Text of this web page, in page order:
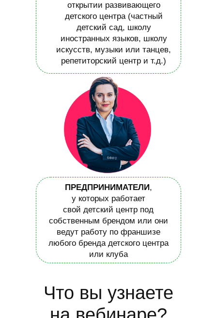
ПРЕДПРИНИМАТЕЛИ,
у которых работает
свой детский центр под
собственным брендом или они
ведут работу по франшизе
любого бренда детского центра
или клуба
открытии развивающего
детского центра (частный
детский сад, школу
иностранных языков, школу
искусств, музыки или танцев,
репетиторский центр и т.д.)
Что вы узнаете